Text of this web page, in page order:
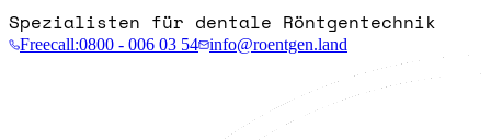
Spezialisten für dentale Röntgentechnik
Freecall:0800 - 006 03 54 info@roentgen.land